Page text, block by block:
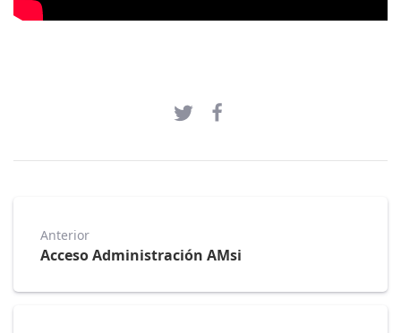
Anterior
Acceso Administración AMsi